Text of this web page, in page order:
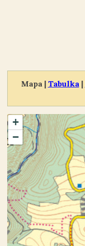
Mapa | Tabulka |
+
−